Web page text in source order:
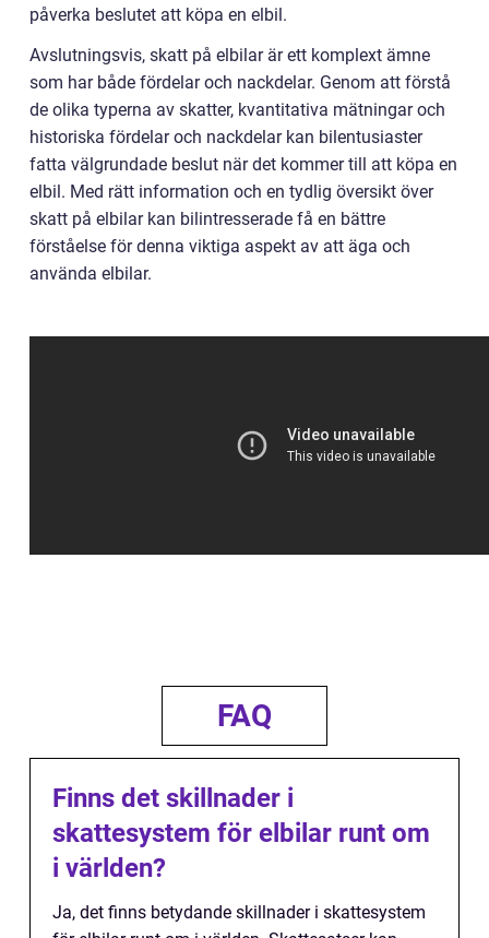
påverka beslutet att köpa en elbil.
Avslutningsvis, skatt på elbilar är ett komplext ämne
som har både fördelar och nackdelar. Genom att förstå
de olika typerna av skatter, kvantitativa mätningar och
historiska fördelar och nackdelar kan bilentusiaster
fatta välgrundade beslut när det kommer till att köpa en
elbil. Med rätt information och en tydlig översikt över
skatt på elbilar kan bilintresserade få en bättre
förståelse för denna viktiga aspekt av att äga och
använda elbilar.
FAQ
Finns det skillnader i
skattesystem för elbilar runt om
i världen?
Ja, det finns betydande skillnader i skattesystem